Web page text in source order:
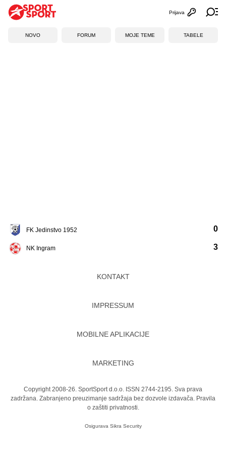
Otvori
Prijava
NOVO FORUM MOJE TEME TABELE
FK Jedinstvo 1952
NK Ingram
0
3
KONTAKT
IMPRESSUM
MOBILNE APLIKACIJE
MARKETING
Copyright 2008-26. SportSport d.o.o. ISSN 2744-2195. Sva prava
zadržana. Zabranjeno preuzimanje sadržaja bez dozvole izdavača. Pravila
o zaštiti privatnosti.
Osigurava Sikra Security